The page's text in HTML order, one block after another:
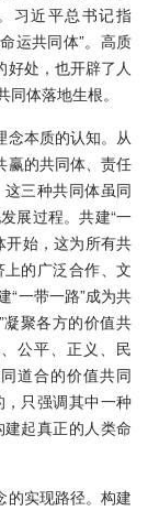
习近平总书记指
运共同体”。高质
好处，也开辟了人
体落地生根。
念本质的认知。从
赢的共同体、责任
三种共同体虽同
展过程。共建“一
开始，这为所有共
的广泛合作、文
“一带一路”成为共
聚各方的价值共
公平、正义、民
道合的价值共同
只强调其中一种
起真正的人类命
的实现路径。构建